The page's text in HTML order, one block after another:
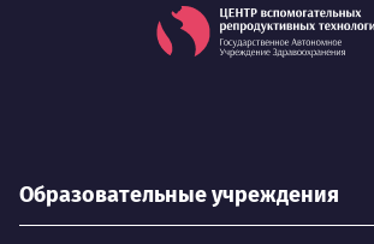
Образовательные учреждения